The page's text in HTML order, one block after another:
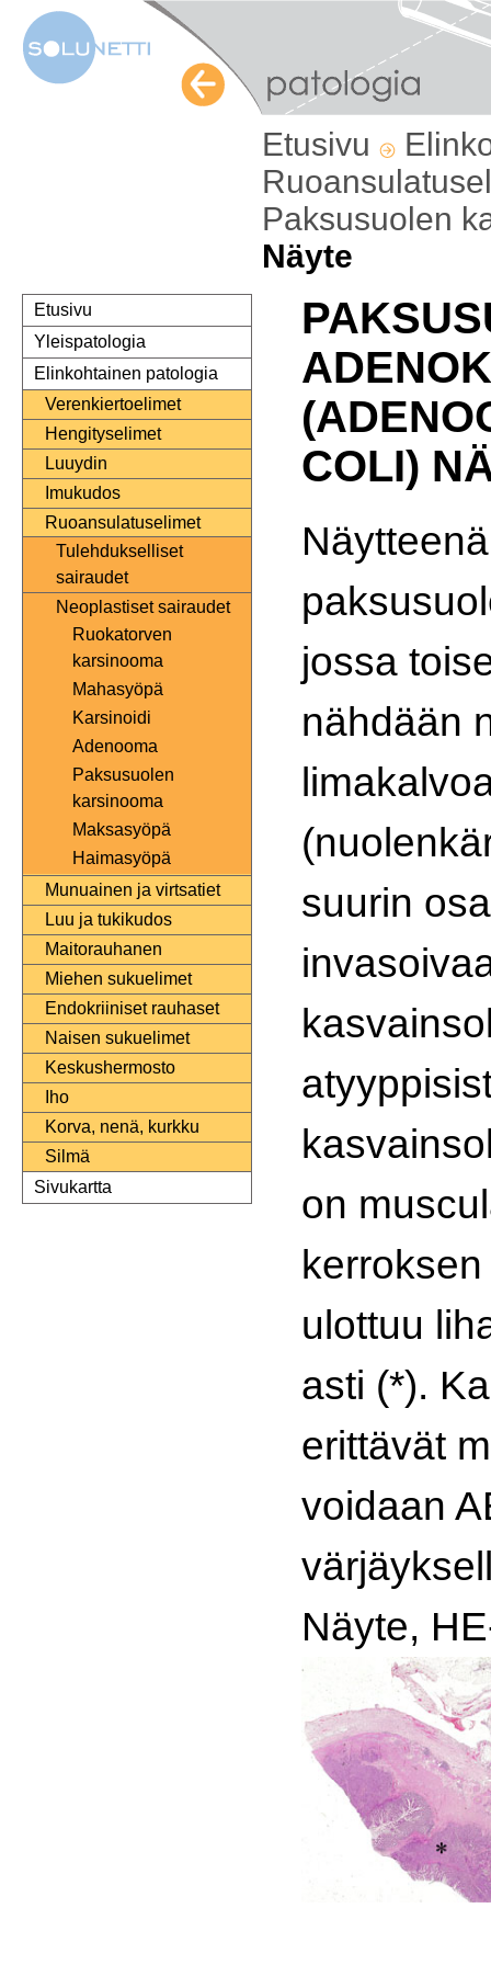
Etusivu
Paksusuolen
Näyte
Etusivu
Yleispatologia
Elinkohtainen patologia
Verenkiertoelimet
Hengityselimet
Luuydin
Imukudos
Ruoansulatuselimet
Tulehdukselliset
sairaudet
Neoplastiset sairaudet
Ruokatorven
karsinooma
Mahasyöpä
Karsinoidi
Adenooma
Paksusuolen
karsinooma
Maksasyöpä
Haimasyöpä
Munuainen ja virtsatiet
Luu ja tukikudos
Maitorauhanen
Miehen sukuelimet
Endokriiniset rauhaset
Naisen sukuelimet
Keskushermosto
Iho
Korva, nenä, kurkku
Silmä
Sivukartta
COLI)
jossa
nähdään
suurin
on
ulottuu
asti (*).
erittävät
voidaan
Näyte,